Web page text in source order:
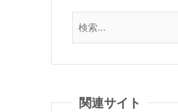
関連サイト